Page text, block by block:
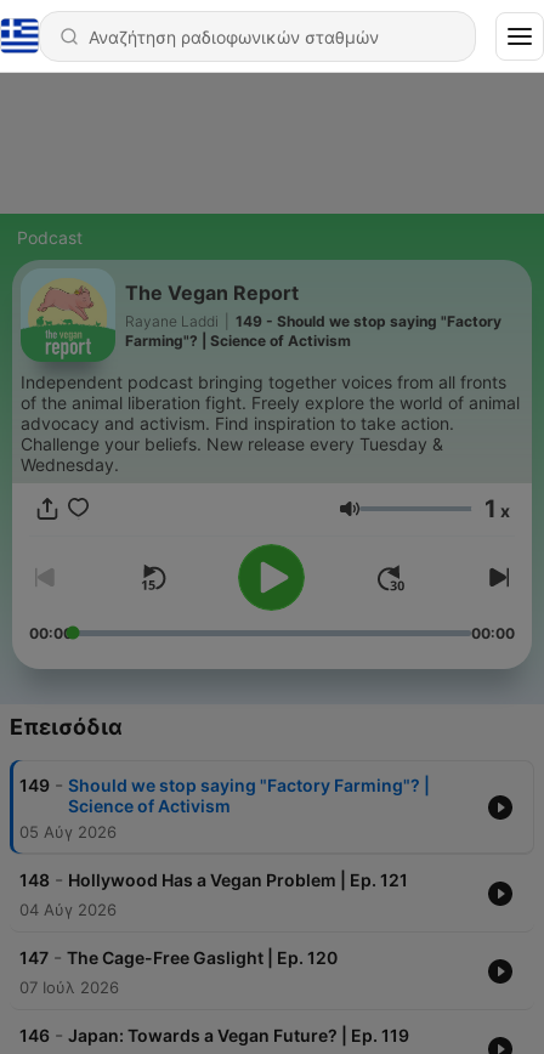
Podcast
The Vegan Report
Rayane Laddi
149 - Should we stop saying "Factory
Farming"? | Science of Activism
Independent podcast bringing together voices from all fronts
of the animal liberation fight. Freely explore the world of animal
advocacy and activism. Find inspiration to take action.
Challenge your beliefs. New release every Tuesday &
Wednesday.
Ένταση 1 x
00:00 00:00
Επεισόδια
149 - Should we stop saying "Factory Farming"? |
Science of Activism
05 Αύγ 2026
148 - Hollywood Has a Vegan Problem | Ep. 121
04 Αύγ 2026
147 - The Cage-Free Gaslight | Ep. 120
07 Ιούλ 2026
146 - Japan: Towards a Vegan Future? | Ep. 119